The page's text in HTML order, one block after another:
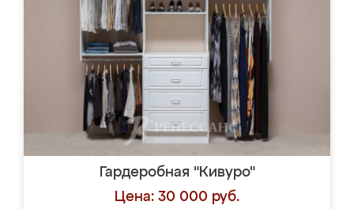
Гардеробная "Кивуро"
Цена: 30 000 руб.